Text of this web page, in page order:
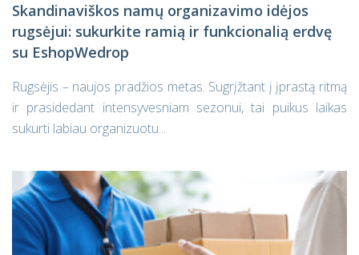
Skandinaviškos namų organizavimo idėjos
rugsėjui: sukurkite ramią ir funkcionalią erdvę
su EshopWedrop
Rugsėjis – naujos pradžios metas. Sugrįžtant į įprastą ritmą
ir prasidedant intensyvesniam sezonui, tai puikus laikas
sukurti labiau organizuotu...